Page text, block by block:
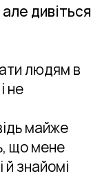
дивіться
людям в
не
майже
що мене
й знайомі